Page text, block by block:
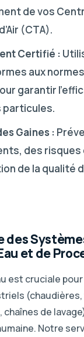
de vos
(CTA).
Certifié :
aux normes
garantir
particules.
Gaines :
des risques
de la qualité
des
et de
est cruciale
de
Notre